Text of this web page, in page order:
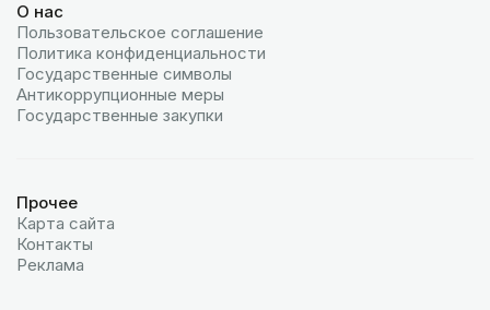
О нас
Пользовательское соглашение
Политика конфиденциальности
Государственные символы
Антикоррупционные меры
Государственные закупки
Прочее
Карта сайта
Контакты
Реклама